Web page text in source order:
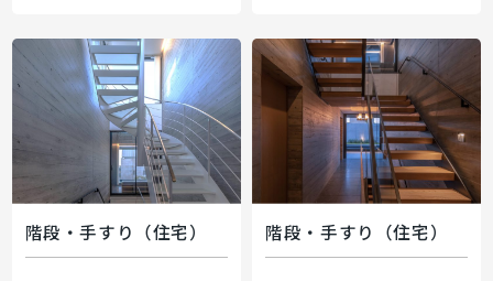
階段・手すり（住宅） 階段・手すり（住宅）